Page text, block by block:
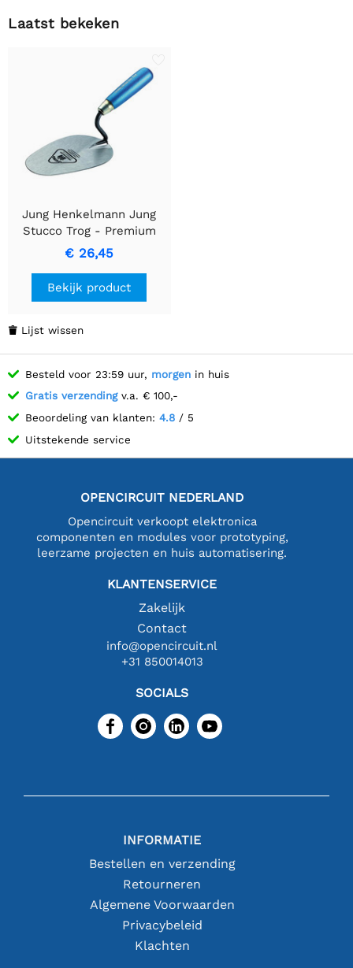
Laatst bekeken
Jung Henkelmann Jung
Stucco Trog - Premium
Roestvrij Staal,
Ergonomisch Handvat
€ 26,45
Bekijk product
 Lijst wissen
Besteld voor 23:59 uur, morgen in huis
Gratis verzendingv.a. € 100,-
Beoordeling van klanten: 4.8 / 5
Uitstekende service
OPENCIRCUIT NEDERLAND
Opencircuit verkoopt elektronica
componenten en modules voor prototyping,
leerzame projecten en huis automatisering.
KLANTENSERVICE
Zakelijk
Contact
info@opencircuit.nl
+31 850014013
SOCIALS
INFORMATIE
Bestellen en verzending
Retourneren
Algemene Voorwaarden
Privacybeleid
Klachten